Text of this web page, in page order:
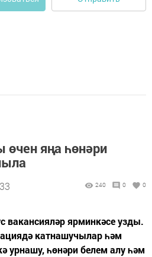
яңа һөнәри
240 0 0
вакансияләр ярминкәсе узды.
катнашучылар һәм
урнашу, һөнәри белем алу һәм